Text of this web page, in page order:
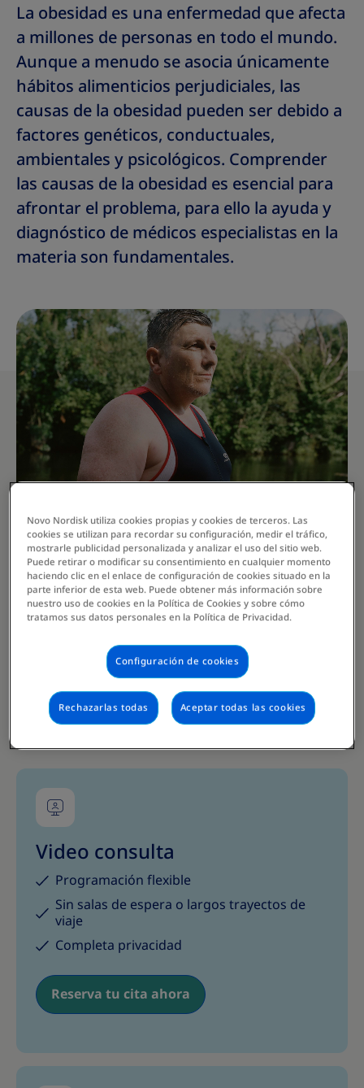
La obesidad es una enfermedad que afecta
a millones de personas en todo el mundo.
Aunque a menudo se asocia únicamente
hábitos alimenticios perjudiciales, las
causas de la obesidad pueden ser debido a
factores genéticos, conductuales,
ambientales y psicológicos. Comprender
las causas de la obesidad es esencial para
afrontar el problema, para ello la ayuda y
diagnóstico de médicos especialistas en la
materia son fundamentales.
Un médico especialista en
obesidad donde quiera que
estés
Videoconsulta con médicos especialistas en obesidad
Video consulta
Programación flexible
Sin salas de espera o largos trayectos de
viaje
Completa privacidad
Reserva tu cita ahora
Novo Nordisk utiliza cookies propias y cookies de terceros. Las
cookies se utilizan para recordar su configuración, medir el tráfico,
mostrarle publicidad personalizada y analizar el uso del sitio web.
Puede retirar o modificar su consentimiento en cualquier momento
haciendo clic en el enlace de configuración de cookies situado en la
parte inferior de esta web. Puede obtener más información sobre
nuestro uso de cookies en la Política de Cookies y sobre cómo
tratamos sus datos personales en la Política de Privacidad.
Configuración de cookies
Rechazarlas todas Aceptar todas las cookies